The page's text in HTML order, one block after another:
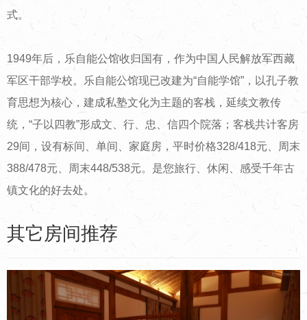
式。
1949年后，乐自能公馆收归国有，作为中国人民解放军西藏
军区干部学校。乐自能公馆现已改建为“自能学馆”，以孔子教
育思想为核心，建成私塾文化为主题的客栈，延续文教传
统，“子以四教”形成文、行、忠、信四个院落；客栈共计客房
29间，设有标间、单间、家庭房，平时价格328/418元、周末
388/478元、周末448/538元。是您旅行、休闲、感受千年古
镇文化的好去处。
其它房间推荐